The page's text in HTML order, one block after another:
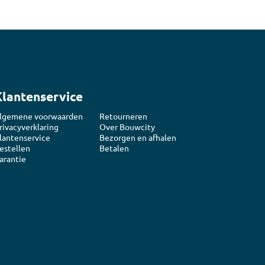
voorwaarden
Retourneren
Over Bouwcity
Bezorgen en afhalen
Betalen